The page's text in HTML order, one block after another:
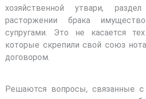
хозяйственной утвари,
расторжении брака
супругами. Это не касается
которые скрепили свой союз
договором.
Решаются вопросы, связанные